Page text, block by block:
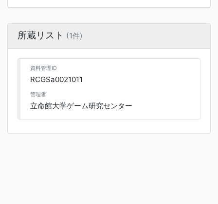
所蔵リスト (1件)
資料管理ID
RCGSa0021011
管理者
立命館大学ゲーム研究センター